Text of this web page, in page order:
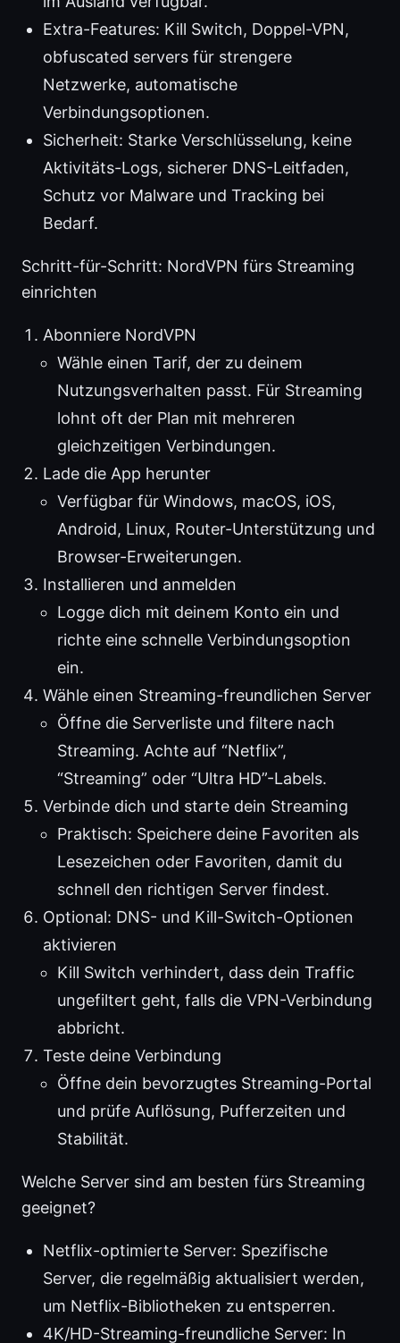
Extra-Features: Kill Switch, Doppel-VPN,
obfuscated servers für strengere
Netzwerke, automatische
Verbindungsoptionen.
Sicherheit: Starke Verschlüsselung, keine
Aktivitäts-Logs, sicherer DNS-Leitfaden,
Schutz vor Malware und Tracking bei
Bedarf.
Schritt-für-Schritt: NordVPN fürs Streaming
einrichten
Abonniere NordVPN
Wähle einen Tarif, der zu deinem
Nutzungsverhalten passt. Für Streaming
lohnt oft der Plan mit mehreren
gleichzeitigen Verbindungen.
Lade die App herunter
Verfügbar für Windows, macOS, iOS,
Android, Linux, Router-Unterstützung und
Browser-Erweiterungen.
Installieren und anmelden
Logge dich mit deinem Konto ein und
richte eine schnelle Verbindungsoption
ein.
Wähle einen Streaming-freundlichen Server
Öffne die Serverliste und filtere nach
Streaming. Achte auf “Netflix”,
“Streaming” oder “Ultra HD”-Labels.
Verbinde dich und starte dein Streaming
Praktisch: Speichere deine Favoriten als
Lesezeichen oder Favoriten, damit du
schnell den richtigen Server findest.
Optional: DNS- und Kill-Switch-Optionen
aktivieren
Kill Switch verhindert, dass dein Traffic
ungefiltert geht, falls die VPN-Verbindung
abbricht.
Teste deine Verbindung
Öffne dein bevorzugtes Streaming-Portal
und prüfe Auflösung, Pufferzeiten und
Stabilität.
Welche Server sind am besten fürs Streaming
geeignet?
Netflix-optimierte Server: Spezifische
Server, die regelmäßig aktualisiert werden,
um Netflix-Bibliotheken zu entsperren.
4K/HD-Streaming-freundliche Server: In